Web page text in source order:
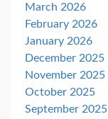
March 2026
February 2026
January 2026
December 2025
November 2025
October 2025
September 2025